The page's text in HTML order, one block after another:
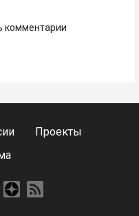
комментарии
Проекты